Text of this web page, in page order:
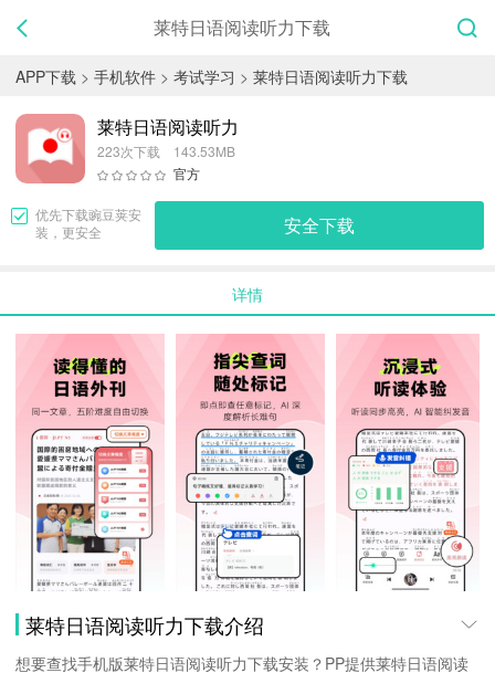
莱特日语阅读听力下载
APP下载 > 手机软件 > 考试学习 > 莱特日语阅读听力下载
莱特日语阅读听力
223次下载 143.53MB
官方
优先下载豌豆荚安
装，更安全
安全下载
详情
莱特日语阅读听力下载介绍
想要查找手机版莱特日语阅读听力下载安装？PP提供莱特日语阅读